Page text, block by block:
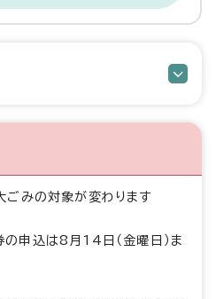
みの対象が変わります
の申込は8月14日（金曜日）ま